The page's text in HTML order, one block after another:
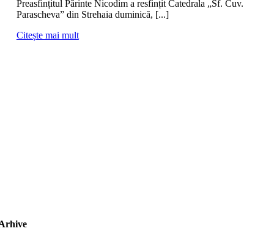
Preasfințitul Părinte Nicodim a resfințit Catedrala „Sf. Cuv.
Parascheva” din Strehaia duminică, [...]
Citește mai mult